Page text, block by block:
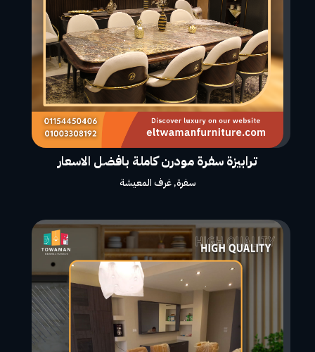
ترابيزة سفرة مودرن كاملة بافضل الاسعار
سفرة,غرف المعيشة